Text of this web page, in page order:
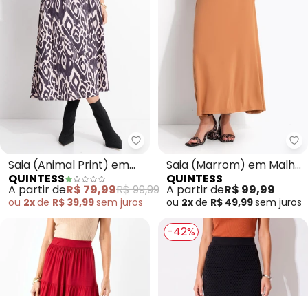
Quintess - Saia (Animal Print)
Saia (Animal Print) em
Malha Fria
QUINTESS
A partir deR$ 79,99R$ 99,99
ou 2xde R$ 39,99sem juros
Saia (Marrom) em Malha
Viscolycra
QUINTESS
A partir deR$ 99,99
ou 2xde R$ 49,99sem juros
-42%